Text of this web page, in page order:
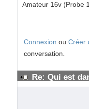
Amateur 16v (Probe
Connexion ou Créer
conversation.
Re: Qui est